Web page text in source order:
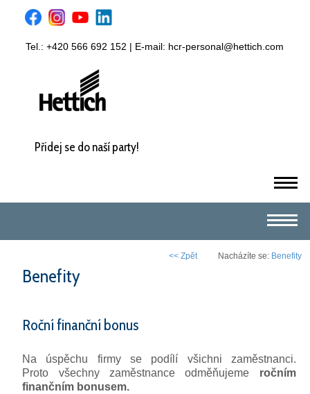
Tel.: +420 566 692 152 | E-mail: hcr-personal@hettich.com
Přidej se do naší party!
Nacházíte se: Benefity
<< Zpět
Benefity
Roční finanční bonus
Na úspěchu firmy se podílí všichni zaměstnanci.
Proto všechny zaměstnance odměňujeme ročním
finančním bonusem.